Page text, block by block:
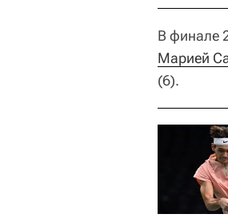
В финале
Марией
(6).